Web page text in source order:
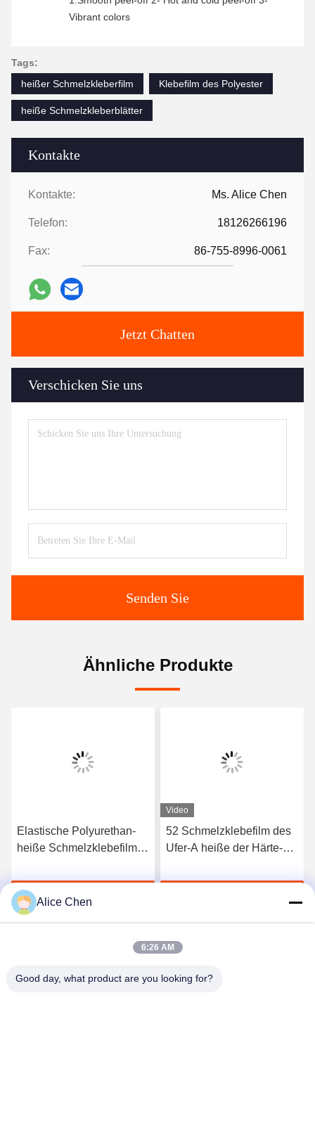
Kontakte
Kontakte: Ms. Alice Chen
Telefon: 18126266196
Fax: 86-755-8996-0061
Jetzt Chatten
Verschicken Sie uns
Senden Sie
Vibrant colors
Tags:
heißer Schmelzkleberfilm
Klebefilm des Polyester
heiße Schmelzkleberblätter
Ähnliche Produkte
Elastische Polyurethan-
heiße Schmelzklebefilm
Jetzt Chatten
Video
52 Schmelzklebefilm des
Ufer-A heiße der Härte-
Unterwäsche
Alice Chen
6:26 AM
Good day, what product are you looking for?